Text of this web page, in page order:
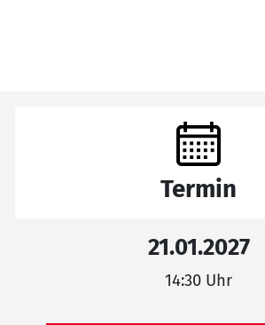
Termin
21.01.2027
14:30 Uhr